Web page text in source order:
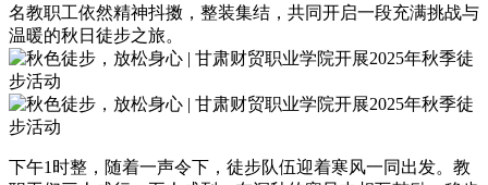
名教职工依然精神抖擞，整装集结，共同开启一段充满挑战与
温暖的秋日徒步之旅。
下午1时整，随着一声令下，徒步队伍迎着寒风一同出发。教